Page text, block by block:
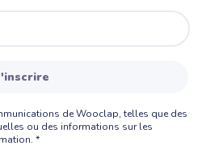
de Wooclap, telles que des
ou des informations sur les
*